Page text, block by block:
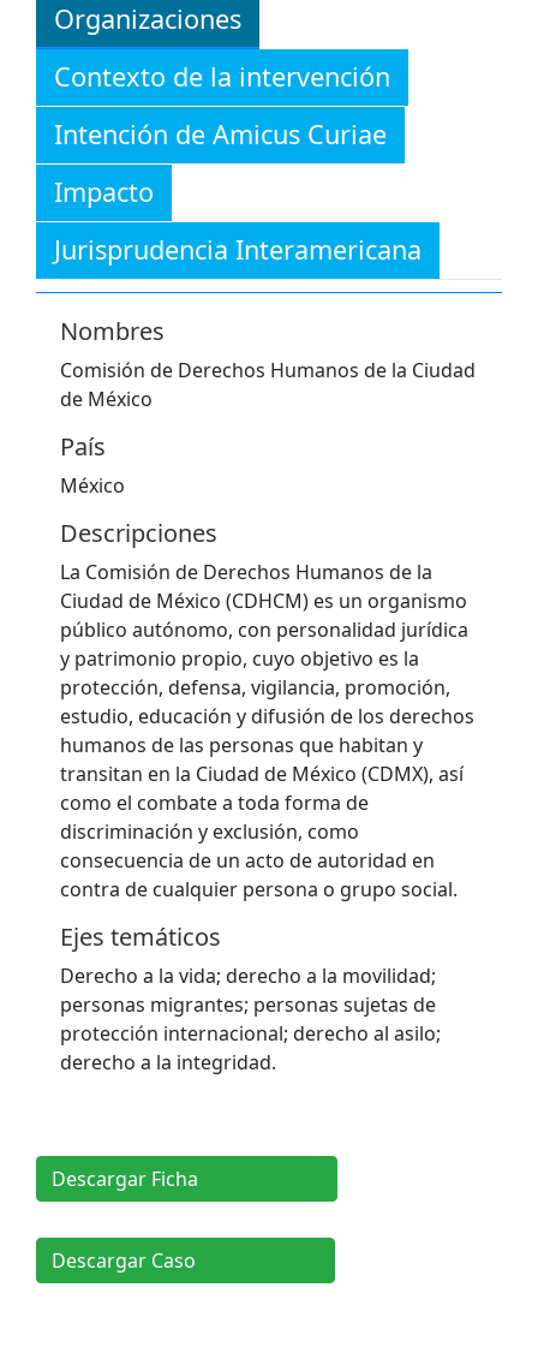
Organizaciones
Contexto de la intervención
Intención de Amicus Curiae
Impacto
Jurisprudencia Interamericana
Nombres
Comisión de Derechos Humanos de la Ciudad
de México
País
México
Descripciones
La Comisión de Derechos Humanos de la
Ciudad de México (CDHCM) es un organismo
público autónomo, con personalidad jurídica
y patrimonio propio, cuyo objetivo es la
protección, defensa, vigilancia, promoción,
estudio, educación y difusión de los derechos
humanos de las personas que habitan y
transitan en la Ciudad de México (CDMX), así
como el combate a toda forma de
discriminación y exclusión, como
consecuencia de un acto de autoridad en
contra de cualquier persona o grupo social.
Ejes temáticos
Derecho a la vida; derecho a la movilidad;
personas migrantes; personas sujetas de
protección internacional; derecho al asilo;
derecho a la integridad.
Descargar Ficha
Descargar Caso